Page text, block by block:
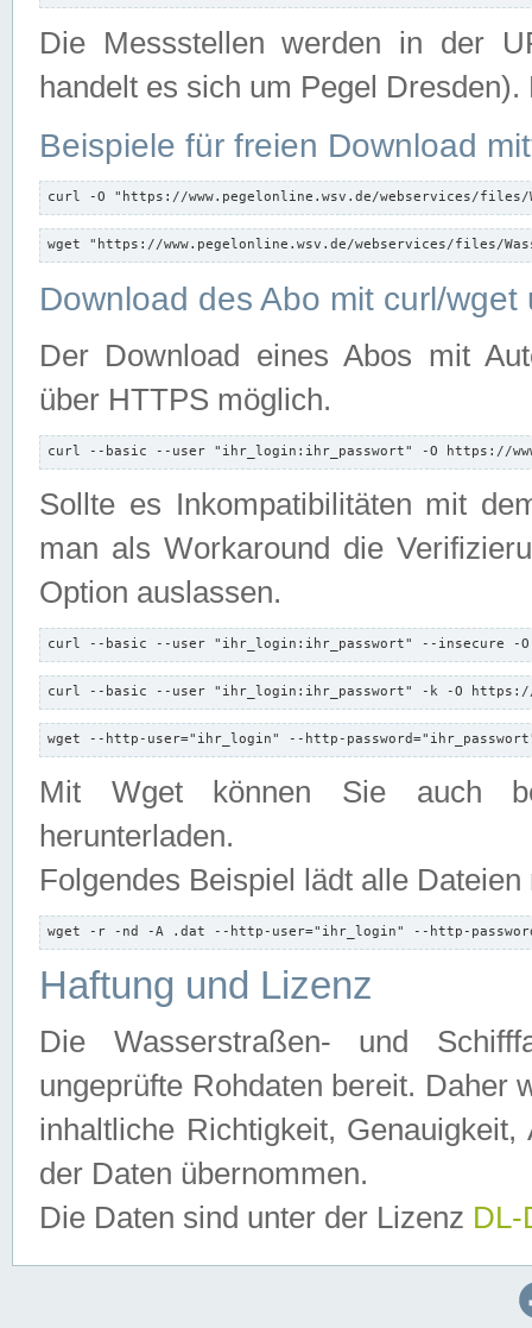
Die Messstellen werden in der
handelt es sich um Pegel
Beispiele für freien Download
curl -O "https://www.pegelonline.wsv.de/webservices/files/
wget "https://www.pegelonline.wsv.de/webservices/files/
Download des Abo mit curl/
Der Download eines Abos mit
über HTTPS möglich.
curl --basic --user "ihr_login:ihr_passwort" -O https://
Sollte es Inkompatibilitäten mit
man als Workaround die
Option auslassen.
curl --basic --user "ihr_login:ihr_passwort" --insecure -
curl --basic --user "ihr_login:ihr_passwort" -k -O https://
wget --http-user="ihr_login" --http-
Mit Wget können Sie auch
herunterladen.
Folgendes Beispiel lädt alle
wget -r -nd -A .dat --http-user="ihr_login" --http-
Haftung und Lizenz
Die Wasserstraßen- und
ungeprüfte Rohdaten bereit. Daher
inhaltliche Richtigkeit,
der Daten übernommen.
Die Daten sind unter der Lizenz